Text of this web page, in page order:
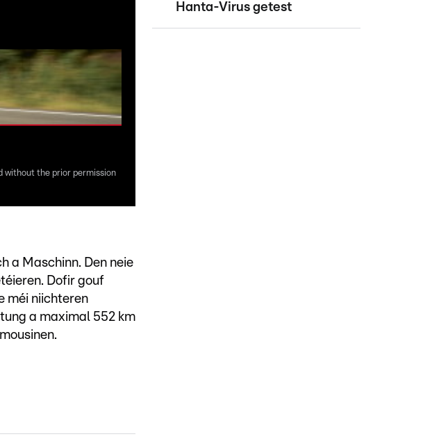
without the prior permission
a Maschinn. Den neie
Dofir gouf
méi niichteren
a maximal 552 km
Hanta-Virus getest